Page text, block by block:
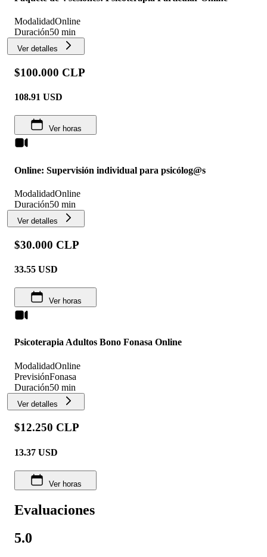
ModalidadOnline
Duración50 min
Ver detalles
$100.000 CLP
108.91 USD
Ver horas
Online: Supervisión individual para psicólog@s
ModalidadOnline
Duración50 min
Ver detalles
$30.000 CLP
33.55 USD
Ver horas
Psicoterapia Adultos Bono Fonasa Online
ModalidadOnline
PrevisiónFonasa
Duración50 min
Ver detalles
$12.250 CLP
13.37 USD
Ver horas
Evaluaciones
5.0